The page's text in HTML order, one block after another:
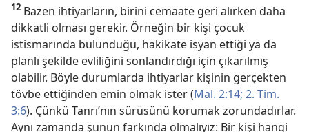
12 Bazen ihtiyarların, birini cemaate geri alırken daha
dikkatli olması gerekir. Örneğin bir kişi çocuk
istismarında bulunduğu, hakikate isyan ettiği ya da
planlı şekilde evliliğini sonlandırdığı için çıkarılmış
olabilir. Böyle durumlarda ihtiyarlar kişinin gerçekten
tövbe ettiğinden emin olmak ister (Mal. 2:14; 2. Tim.
3:6). Çünkü Tanrı’nın sürüsünü korumak zorundadırlar.
Aynı zamanda şunun farkında olmalıyız: Bir kişi hangi